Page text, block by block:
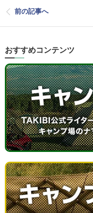
前の記事へ
おすすめコンテンツ